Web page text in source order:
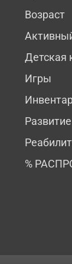
Возраст
Детская
Игры
%